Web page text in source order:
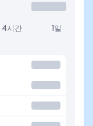
4시간 1일